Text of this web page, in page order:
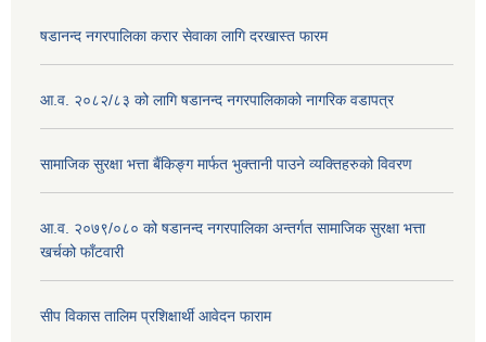
षडानन्द नगरपालिका करार सेवाका लागि दरखास्त फारम
आ.व. २०८२/८३ को लागि षडानन्द नगरपालिकाको नागरिक वडापत्र
सामाजिक सुरक्षा भत्ता बैंकिङ्ग मार्फत भुक्तानी पाउने व्यक्तिहरुको विवरण
आ.व. २०७९/०८० को षडानन्द नगरपालिका अन्तर्गत सामाजिक सुरक्षा भत्ता
खर्चको फाँटवारी
सीप विकास तालिम प्रशिक्षार्थी आवेदन फाराम